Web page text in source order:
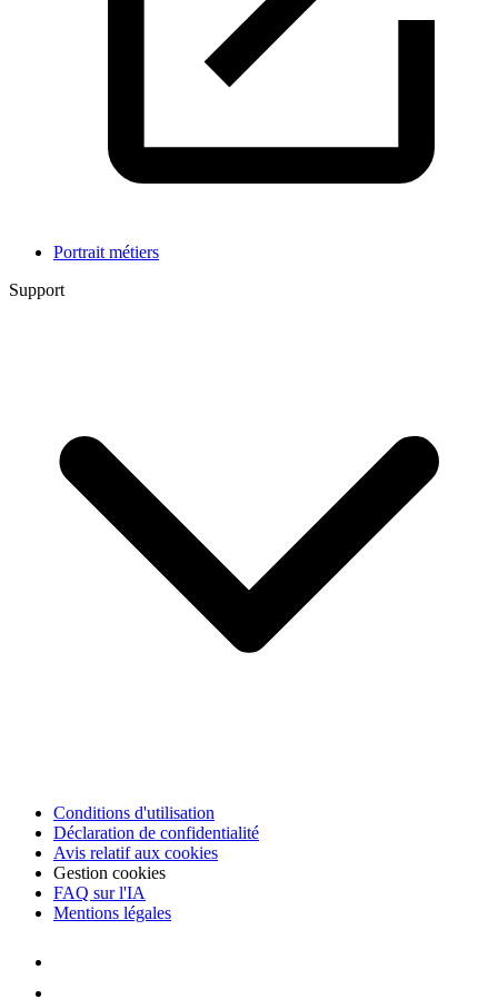
Portrait métiers
Support
Conditions d'utilisation
Déclaration de confidentialité
Avis relatif aux cookies
Gestion cookies
FAQ sur l'IA
Mentions légales